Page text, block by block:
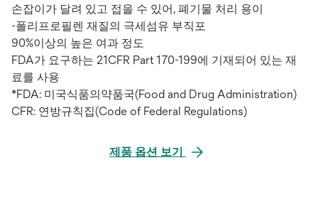
손잡이가 달려 있고 접을 수 있어, 폐기물 처리 용이
-폴리프로필렌 재질의 극세섬유 부직포
90%이상의 높은 여과 정도
FDA가 요구하는 21CFR Part 170-199에 기재되어 있는 재
료를 사용
*FDA: 미국식품의약품국(Food and Drug Administration)
CFR: 연방규칙집(Code of Federal Regulations)
제품 옵션 보기